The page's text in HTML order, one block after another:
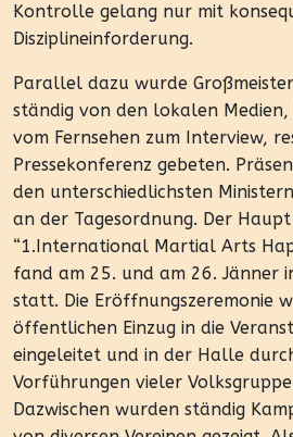
Kontrolle gelang nur mit
Disziplineinforderung.
Parallel dazu wurde
ständig von den lokalen Medien,
vom Fernsehen zum Interview,
Pressekonferenz gebeten.
den unterschiedlichsten
an der Tagesordnung. Der
“1.International Martial Arts
fand am 25. und am 26. Jänner
statt. Die Eröffnungszeremonie
öffentlichen Einzug in die
eingeleitet und in der Halle
Vorführungen vieler
Dazwischen wurden ständig